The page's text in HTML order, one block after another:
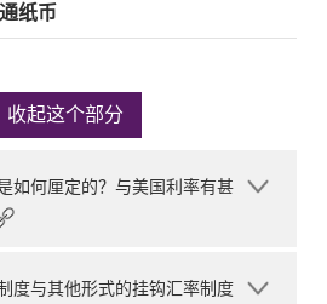
纸币
收起这个部分
如何厘定的？与美国利率有甚
度与其他形式的挂钩汇率制度